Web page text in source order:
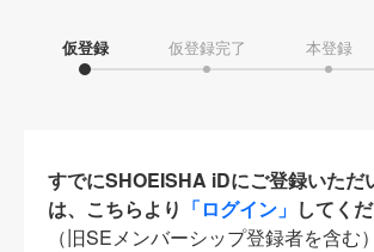
仮登録 仮登録完了 本登録
すでにSHOEISHA iDにご登録いただ
は、こちらより 「ログイン」 してくだ
（旧SEメンバーシップ登録者を含む）